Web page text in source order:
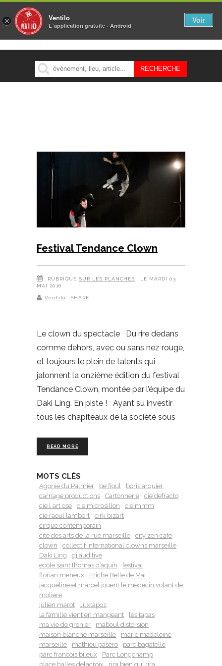
MENU
Festival Tendance Clown
RUBRIQUE SUR LES PLANCHES
, LE MARDI 03
MAI 2016
Ventilo SHARE
Le clown du spectacle Du rire dedans
comme dehors, avec ou sans nez rouge,
et toujours le plein de talents qui
jalonnent la onzième édition du festival
Tendance Clown, montée par l’équipe du
Daki Ling. En piste ! Ayant su investir
tous les chapiteaux de la société sous
READ MORE
MOTS CLÉS
Agonie du Palmier be fioul
boris arquier
carnage productions
Cartonnerie
cie defracto
cie l art ose
cie microsillon
cie mmm
cie raoul lambert
cirk bizart
cirque contemporain
cité des arts de la rue marseille
city zen cafe
clown
collectif international clowns marseille
Daki Ling
dj auditive
ecole saint thomas d’aquin
festival
florian meheux
Friche Belle de Mai
jacqueline et marcel jouent le medecin volant de
moliere
julien marot
Juxtapoz
la famille vient en mangeant
les tapas
ma vie de grenier
maboul distorsion
maison blanche marseille
marie madeleine
marseille
mathieu pasero
parc bagatelle
parc francois bileux
Parc Longchamp
place halles delacroix
rira bien qui rira
× Ventilo
L´application gratuite - Android
Voir